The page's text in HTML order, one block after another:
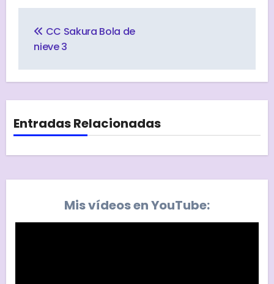
de
entradas
CC Sakura Bola de
nieve 3
Entradas Relacionadas
Mis vídeos en YouTube: